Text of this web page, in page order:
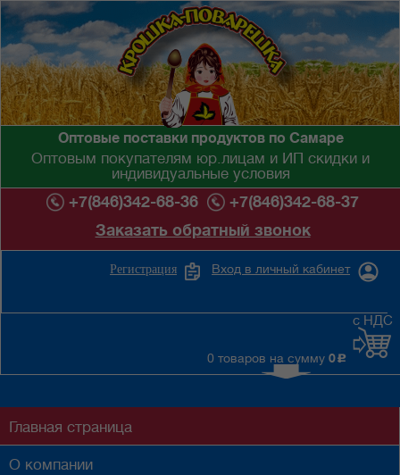
Оптовые поставки продуктов по Самаре
Оптовым покупателям юр.лицам и ИП скидки и
индивидуальные условия
+7(846)342-68-36
+7(846)342-68-37
Заказать обратный звонок
Вход в личный кабинет
Регистрация
0 товаров на сумму 0 c
с НДС
Главная страница
О компании